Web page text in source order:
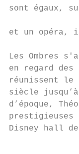
sont égaux,
et un opéra,
Les Ombres
en regard
réunissent le
siècle
d’époque,
Disney hall